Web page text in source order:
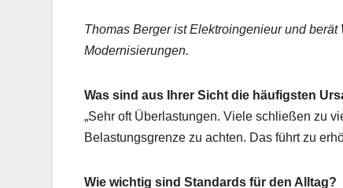
Thomas Berger ist Elektroingenieur und
Modernisierungen.
Was sind aus Ihrer Sicht die häufigsten
„Sehr oft Überlastungen. Viele schließen zu
Belastungsgrenze zu achten. Das führt zu
Wie wichtig sind Standards für den Alltag?